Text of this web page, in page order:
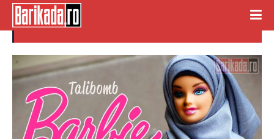
talibomb